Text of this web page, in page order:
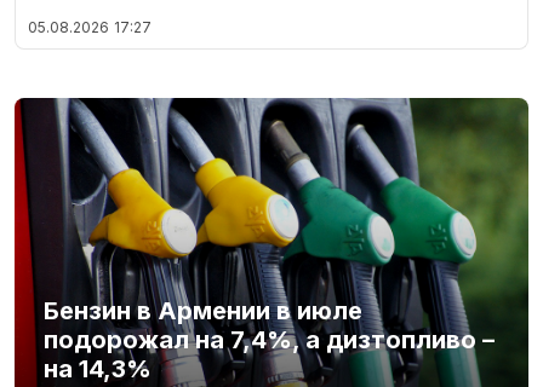
05.08.2026 17:27
Бензин в Армении в июле
подорожал на 7,4%, а дизтопливо –
на 14,3%